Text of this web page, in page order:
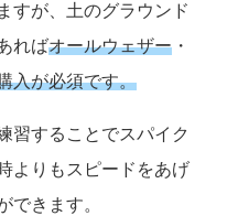
すが、土のグラウンド
ればオールウェザー ・
入が必須です。
習することでスパイク
よりもスピードをあげ
できます。